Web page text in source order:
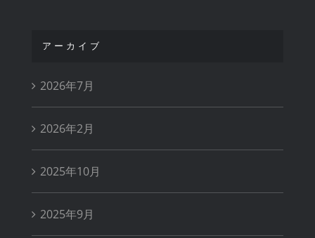
アーカイブ
2026年7月
2026年2月
2025年10月
2025年9月